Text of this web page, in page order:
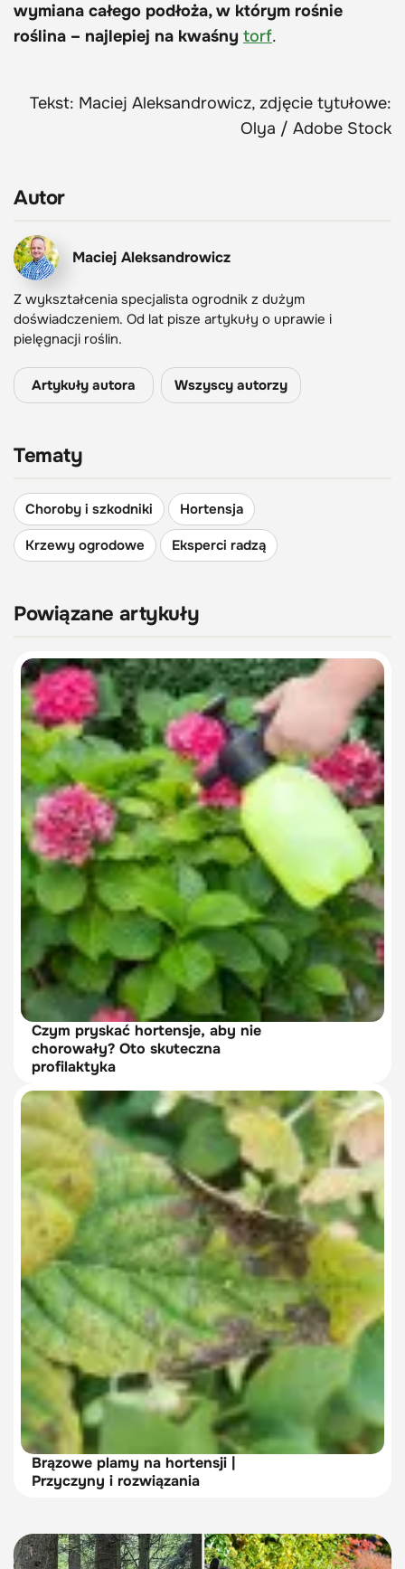
wymiana całego podłoża, w którym rośnie
roślina – najlepiej na kwaśny torf.
Tekst: Maciej Aleksandrowicz, zdjęcie tytułowe:
Olya / Adobe Stock
Autor
Maciej Aleksandrowicz
Z wykształcenia specjalista ogrodnik z dużym
doświadczeniem. Od lat pisze artykuły o uprawie i
pielęgnacji roślin.
Artykuły autora Wszyscy autorzy
Tematy
Choroby i szkodniki
Hortensja
Krzewy ogrodowe
Eksperci radzą
Powiązane artykuły
Czym pryskać hortensje, aby nie
chorowały? Oto skuteczna
profilaktyka
Brązowe plamy na hortensji |
Przyczyny i rozwiązania